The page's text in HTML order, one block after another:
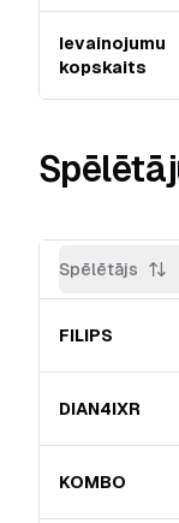
Ievainojumu
kopskaits
Spēlētājs
FILIPS
DIAN4IXR
KOMBO